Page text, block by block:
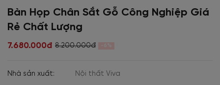
Bàn Họp Chân Sắt Gỗ Công Nghiệp Giá
Rẻ Chất Lượng
7.680.000đ 8.200.000đ
Nhà sản xuất: Nội thất Viva